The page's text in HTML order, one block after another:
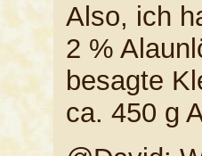
Also, ich
2 %
besagte
ca. 450 g